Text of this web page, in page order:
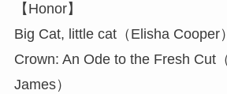
【Honor】
Big Cat, little cat（Elisha Cooper）
Crown: An Ode to the Fresh Cut
James）